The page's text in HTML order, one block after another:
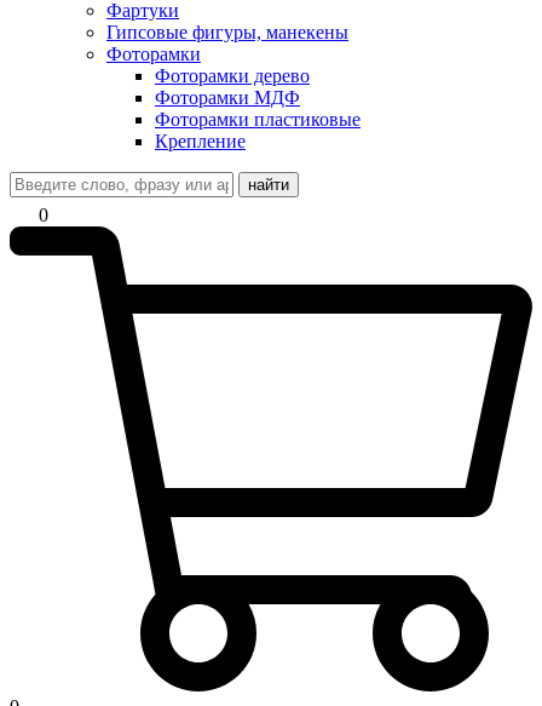
Фартуки
Гипсовые фигуры, манекены
Фоторамки
Фоторамки дерево
Фоторамки МДФ
Фоторамки пластиковые
Крепление
найти
0